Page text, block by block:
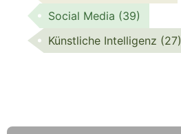
Social Media (39)
Künstliche Intelligenz (27)